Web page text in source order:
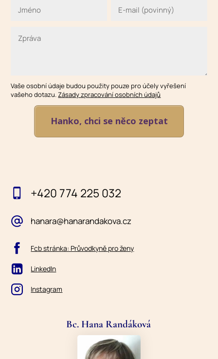
Vaše osobní údaje budou použity pouze pro účely vyřešení
vašeho dotazu.Zásady zpracování osobních údajů
Hanko, chci se něco zeptat
+420 774 225 032
hanara@hanarandakova.cz
Fcb stránka: Průvodkyně pro ženy
LinkedIn
Instagram
Bc. Hana Randáková